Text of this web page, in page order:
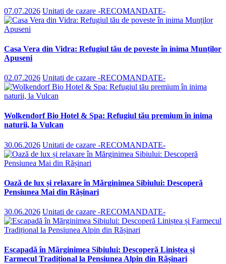
07.07.2026 Unitati de cazare -RECOMANDATE-
​Casa Vera din Vidra: Refugiul tău de poveste în inima Munților
Apuseni
02.07.2026 Unitati de cazare -RECOMANDATE-
Wolkendorf Bio Hotel & Spa: Refugiul tău premium în inima
naturii, la Vulcan
30.06.2026 Unitati de cazare -RECOMANDATE-
Oază de lux și relaxare în Mărginimea Sibiului: Descoperă
Pensiunea Mai din Rășinari
30.06.2026 Unitati de cazare -RECOMANDATE-
Escapadă în Mărginimea Sibiului: Descoperă Liniștea și
Farmecul Tradițional la Pensiunea Alpin din Rășinari